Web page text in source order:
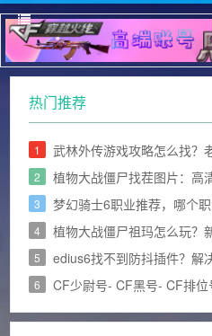
热门推荐
1 武林外传游戏攻略怎么找？老玩
2 植物大战僵尸找茬图片：高清合集，
3 梦幻骑士6职业推荐，哪个职
4 植物大战僵尸祖玛怎么玩？新
5 edius6找不到防抖插件？解决方
6 CF少尉号- CF黑号- CF排位号_CF黑号_CF